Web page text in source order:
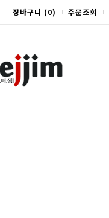
장바구니 (0) 주문조회